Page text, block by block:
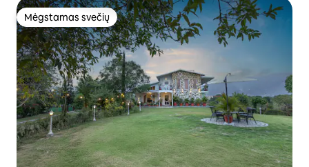
Mėgstamas svečių
Mėgstamas svečių